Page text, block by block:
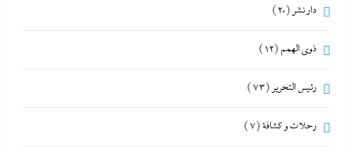
دار نشر (20)
ذوى الهمم (12)
رئيس التحرير (73)
رحلات و كشافة(7)